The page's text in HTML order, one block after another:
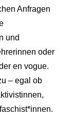
Anfragen
und
oder
en vogue.
– egal ob